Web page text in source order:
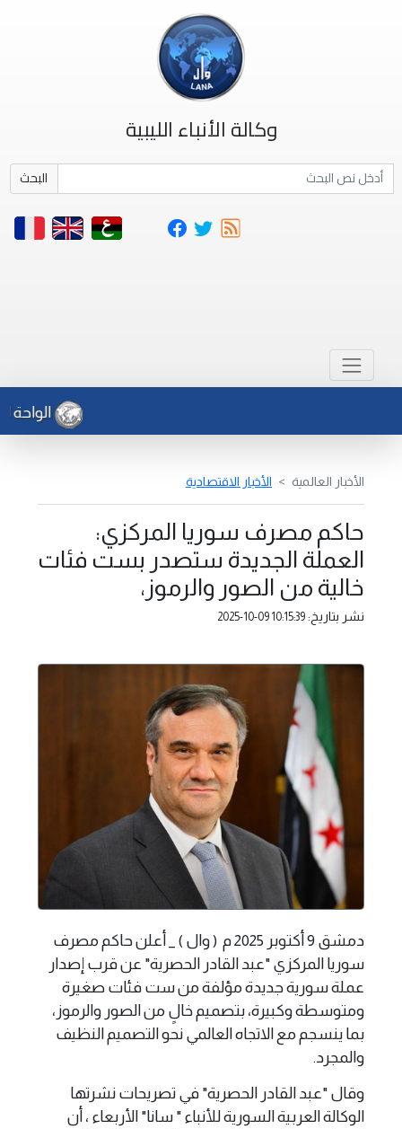
وكالة الأنباء الليبية
البحث
الواحة
الأخبار العالمية الأخبار الاقتصادية
حاكم مصرف سوريا المركزي:
العملة الجديدة ستصدر بست فئات
خالية من الصور والرموز،
نشر بتاريخ: 2025-10-09 10:15:39
دمشق 9 أكتوبر 2025 م ( وال ) _ أعلن حاكم مصرف
سوريا المركزي "عبد القادر الحصرية" عن قرب إصدار
عملة سورية جديدة مؤلفة من ست فئات صغيرة
ومتوسطة وكبيرة، بتصميم خالٍ من الصور والرموز،
بما ينسجم مع الاتجاه العالمي نحو التصميم النظيف
والمجرد.
وقال "عبد القادر الحصرية" في تصريحات نشرتها
الوكالة العربية السورية للأنباء " سانا" الأربعاء ، أن